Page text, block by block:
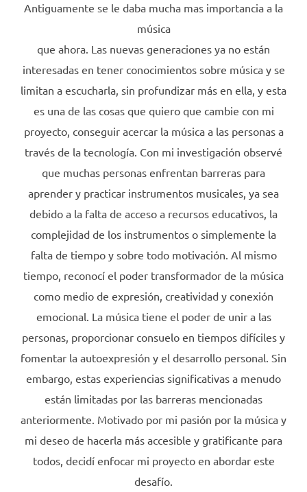
Antiguamente se le daba mucha mas importancia a la
música
que ahora. Las nuevas generaciones ya no están
interesadas en tener conocimientos sobre música y se
limitan a escucharla, sin profundizar más en ella, y esta
es una de las cosas que quiero que cambie con mi
proyecto, conseguir acercar la música a las personas a
través de la tecnología. Con mi investigación observé
que muchas personas enfrentan barreras para
aprender y practicar instrumentos musicales, ya sea
debido a la falta de acceso a recursos educativos, la
complejidad de los instrumentos o simplemente la
falta de tiempo y sobre todo motivación. Al mismo
tiempo, reconocí el poder transformador de la música
como medio de expresión, creatividad y conexión
emocional. La música tiene el poder de unir a las
personas, proporcionar consuelo en tiempos difíciles y
fomentar la autoexpresión y el desarrollo personal. Sin
embargo, estas experiencias significativas a menudo
están limitadas por las barreras mencionadas
anteriormente. Motivado por mi pasión por la música y
mi deseo de hacerla más accesible y gratificante para
todos, decidí enfocar mi proyecto en abordar este
desafío.